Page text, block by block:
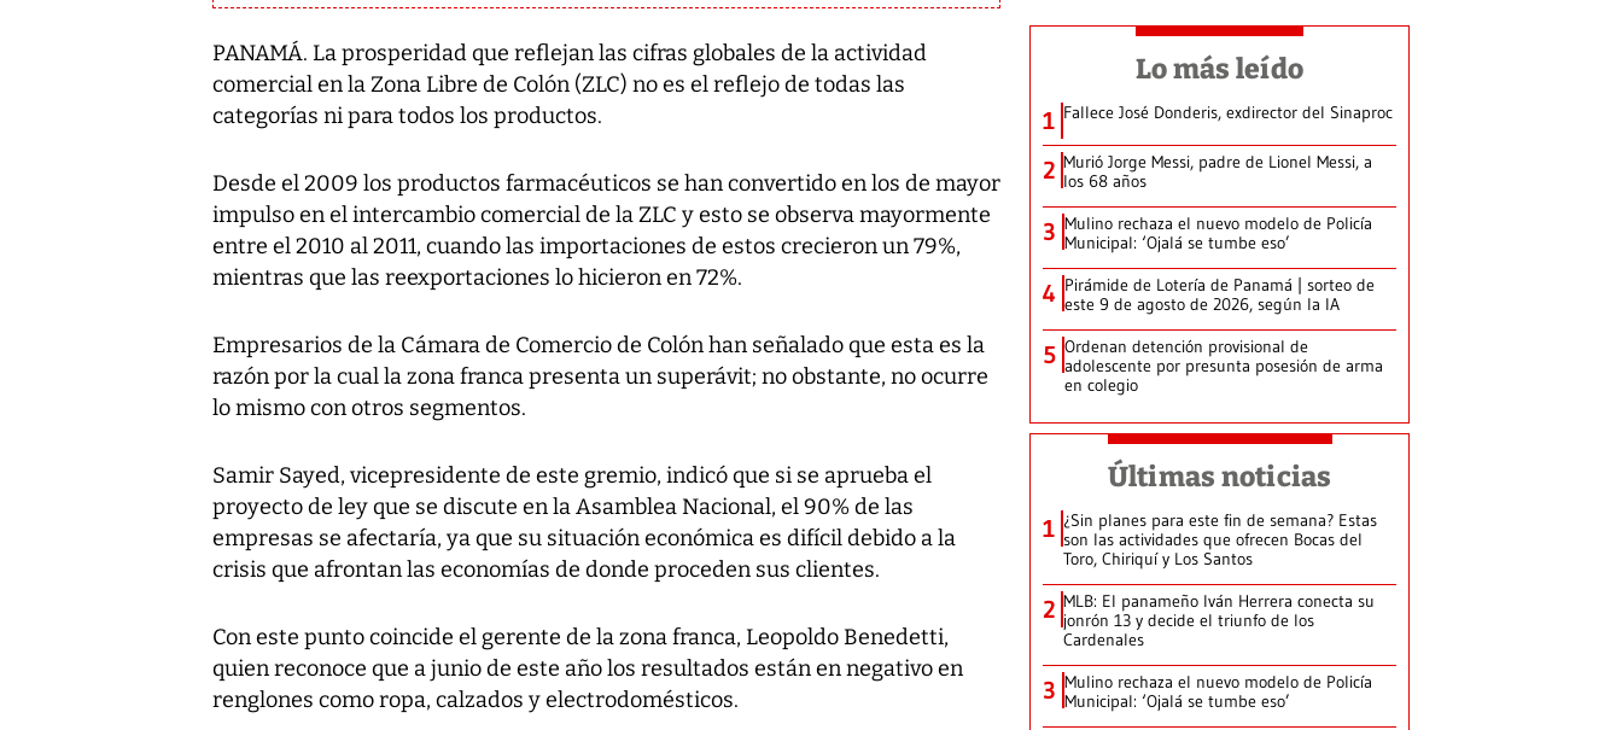
PANAMÁ. La prosperidad que reflejan las cifras globales de la actividad
comercial en la Zona Libre de Colón (ZLC) no es el reflejo de todas las
categorías ni para todos los productos.
Desde el 2009 los productos farmacéuticos se han convertido en los de mayor
impulso en el intercambio comercial de la ZLC y esto se observa mayormente
entre el 2010 al 2011, cuando las importaciones de estos crecieron un 79%,
mientras que las reexportaciones lo hicieron en 72%.
Empresarios de la Cámara de Comercio de Colón han señalado que esta es la
razón por la cual la zona franca presenta un superávit; no obstante, no ocurre
lo mismo con otros segmentos.
Samir Sayed, vicepresidente de este gremio, indicó que si se aprueba el
proyecto de ley que se discute en la Asamblea Nacional, el 90% de las
empresas se afectaría, ya que su situación económica es difícil debido a la
crisis que afrontan las economías de donde proceden sus clientes.
Con este punto coincide el gerente de la zona franca, Leopoldo Benedetti,
quien reconoce que a junio de este año los resultados están en negativo en
renglones como ropa, calzados y electrodomésticos.
Lo más leído
1 Fallece José Donderis, exdirector del Sinaproc
2 Murió Jorge Messi, padre de Lionel Messi, a
los 68 años
3 Mulino rechaza el nuevo modelo de Policía
Municipal: ‘Ojalá se tumbe eso’
4 Pirámide de Lotería de Panamá | sorteo de
este 9 de agosto de 2026, según la IA
5 Ordenan detención provisional de
adolescente por presunta posesión de arma
en colegio
Últimas noticias
1 ¿Sin planes para este fin de semana? Estas
son las actividades que ofrecen Bocas del
Toro, Chiriquí y Los Santos
2 MLB: El panameño Iván Herrera conecta su
jonrón 13 y decide el triunfo de los
Cardenales
3 Mulino rechaza el nuevo modelo de Policía
Municipal: ‘Ojalá se tumbe eso’